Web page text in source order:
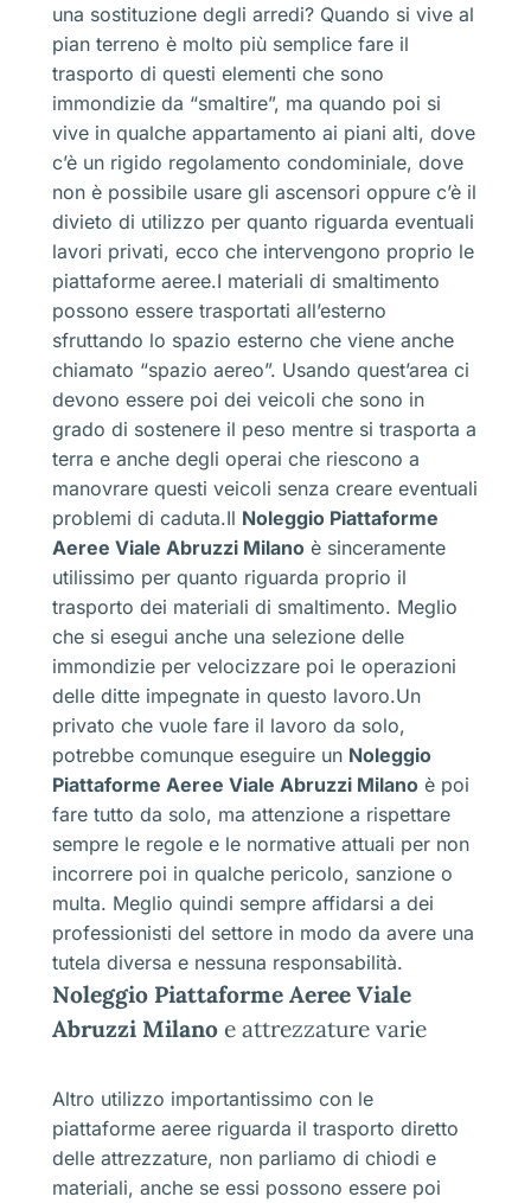
una sostituzione degli arredi? Quando si vive al
pian terreno è molto più semplice fare il
trasporto di questi elementi che sono
immondizie da “smaltire”, ma quando poi si
vive in qualche appartamento ai piani alti, dove
c’è un rigido regolamento condominiale, dove
non è possibile usare gli ascensori oppure c’è il
divieto di utilizzo per quanto riguarda eventuali
lavori privati, ecco che intervengono proprio le
piattaforme aeree.I materiali di smaltimento
possono essere trasportati all’esterno
sfruttando lo spazio esterno che viene anche
chiamato “spazio aereo”. Usando quest’area ci
devono essere poi dei veicoli che sono in
grado di sostenere il peso mentre si trasporta a
terra e anche degli operai che riescono a
manovrare questi veicoli senza creare eventuali
problemi di caduta.Il Noleggio Piattaforme
Aeree Viale Abruzzi Milano è sinceramente
utilissimo per quanto riguarda proprio il
trasporto dei materiali di smaltimento. Meglio
che si esegui anche una selezione delle
immondizie per velocizzare poi le operazioni
delle ditte impegnate in questo lavoro.Un
privato che vuole fare il lavoro da solo,
potrebbe comunque eseguire un Noleggio
Piattaforme Aeree Viale Abruzzi Milano è poi
fare tutto da solo, ma attenzione a rispettare
sempre le regole e le normative attuali per non
incorrere poi in qualche pericolo, sanzione o
multa. Meglio quindi sempre affidarsi a dei
professionisti del settore in modo da avere una
tutela diversa e nessuna responsabilità.
Noleggio Piattaforme Aeree Viale
Abruzzi Milano e attrezzature varie
Altro utilizzo importantissimo con le
piattaforme aeree riguarda il trasporto diretto
delle attrezzature, non parliamo di chiodi e
materiali, anche se essi possono essere poi